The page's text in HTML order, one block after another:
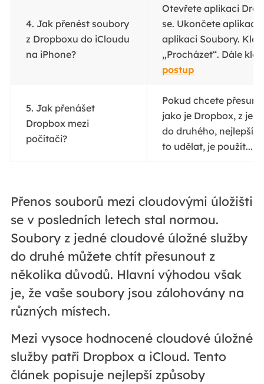
4. Jak přenést soubory
z Dropboxu do iCloudu
na iPhone?
Otevřete aplikaci
se. Ukončete aplikaci
aplikaci Soubory.
„Procházet“. Dále
postup
5. Jak přenášet
Dropbox mezi
počítači?
Pokud chcete
jako je Dropbox, z
do druhého,
to udělat, je použít...
Přenos souborů mezi cloudovými úložišti
se v posledních letech stal normou.
Soubory z jedné cloudové úložné služby
do druhé můžete chtít přesunout z
několika důvodů. Hlavní výhodou však
je, že vaše soubory jsou zálohovány na
různých místech.
Mezi vysoce hodnocené cloudové úložné
služby patří Dropbox a iCloud. Tento
článek popisuje nejlepší způsoby